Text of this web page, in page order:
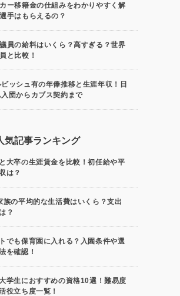
ー移籍金の仕組みをわかりやすく解
手はもらえるの？
員の給料はいくら？高すぎる？世界
と比較！
ビッシュ有の年俸推移と生涯年収！日
団からカブス契約まで
気記事ランキング
大卒の生涯賃金を比較！初任給や平
は？
族の平均的な生活費はいくら？支出
？
でも保育園に入れる？入園条件や選
を確認！
学生におすすめの資格10選！難易度
役立ち度一覧！